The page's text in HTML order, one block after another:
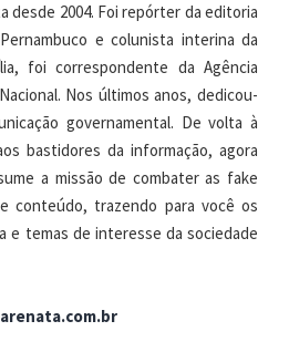
desde 2004. Foi repórter da editoria
e colunista interina da
foi correspondente da Agência
Nos últimos anos, dedicou-
governamental. De volta à
bastidores da informação, agora
a missão de combater as fake
conteúdo, trazendo para você os
e temas de interesse da sociedade